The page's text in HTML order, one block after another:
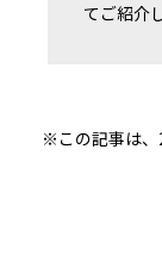
てご紹介
※この記事は、